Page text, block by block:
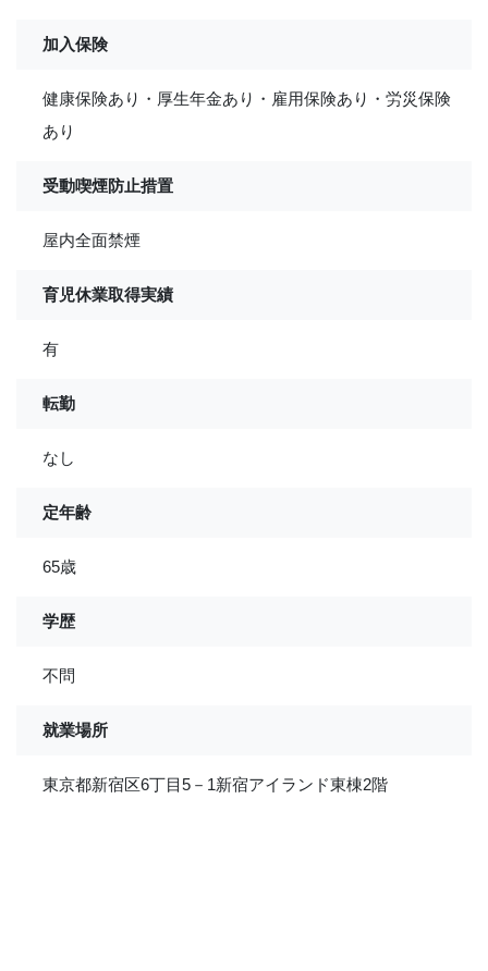
加入保険
健康保険あり・厚生年金あり・雇用保険あり・労災保険
あり
受動喫煙防止措置
屋内全面禁煙
育児休業取得実績
有
転勤
なし
定年齢
65歳
学歴
不問
就業場所
東京都新宿区6丁目5－1新宿アイランド東棟2階